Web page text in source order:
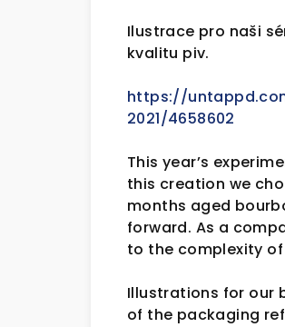
Ilustrace pro naši
kvalitu piv.
https://
2021/4658602
This year’s
this creation we
months aged
forward. As a
to the complexity
Illustrations for our
of the packaging